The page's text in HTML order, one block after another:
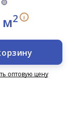
м2 i
оптовую цену